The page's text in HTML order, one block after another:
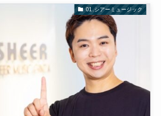
01.シアーミュージック